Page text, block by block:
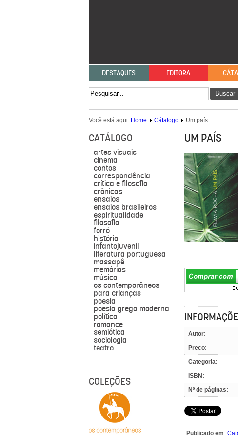
DESTAQUES EDITORA
Buscar
Você está aqui: Home Cátalogo Um país
CATÁLOGO
artes visuais
cinema
contos
correspondência
crítica e filosofia
crônicas
ensaios
ensaios brasileiros
espiritualidade
filosofia
forró
história
infantojuvenil
literatura portuguesa
massapê
memórias
música
os contemporâneos
para crianças
poesia
poesia grega moderna
política
romance
semiótica
sociologia
teatro
COLEÇÕES
UM PAÍS
Autor:
Preço:
Categoria:
ISBN:
Nº de páginas:
Publicado em